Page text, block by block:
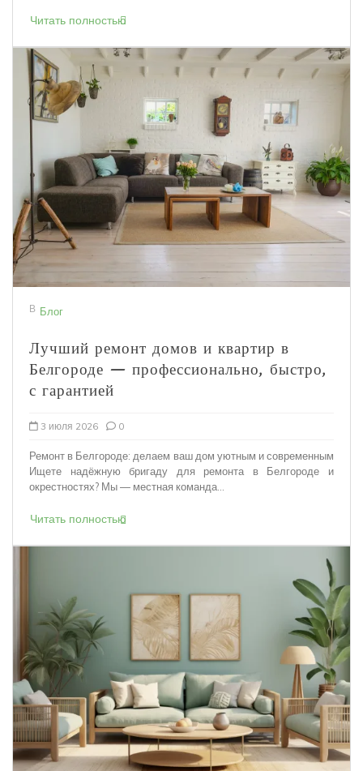
Читать полностью
В Блог
Лучший ремонт домов и квартир в
Белгороде — профессионально, быстро,
с гарантией
3 июля 2026 0
Ремонт в Белгороде: делаем ваш дом уютным и современным
Ищете надёжную бригаду для ремонта в Белгороде и
окрестностях? Мы — местная команда...
Читать полностью